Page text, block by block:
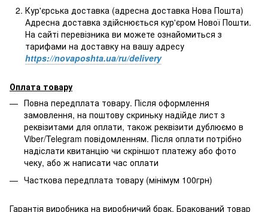
Кур'єрська доставка (адресна доставка Нова Пошта)
Адресна доставка здійснюється кур'єром Нової Пошти.
На сайті перевізника ви можете ознайомиться з
тарифами на доставку на вашу адресу
https://novaposhta.ua/ru/delivery
Оплата товару
Повна передплата товару. Після оформлення
замовлення, на поштову скриньку надійде лист з
реквізитами для оплати, також реквізити дублюємо в
Viber/Telegram повідомленням. Після оплати потрібно
надіслати квитанцію чи скріншот платежу або фото
чеку, або ж написати час оплати
Часткова передплата товару (мінімум 100грн)
Гарантія виробника на виробничий брак. Бракований товар